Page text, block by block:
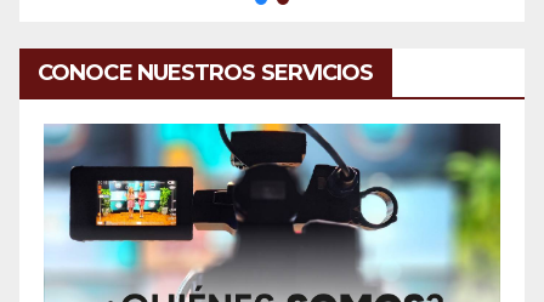
CONOCE NUESTROS SERVICIOS